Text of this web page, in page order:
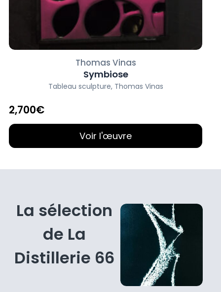
Ce qui distingue Thomas Vinas, c'est son
engagement envers la recyclerie d'anciens
matériaux nobles. Son imagination et sa créativité
lui permettent de voir le potentiel artistique dans
des objets ordinaires et de les métamorphoser en
Sa passion pour la création artistique, sa maîtrise
des matériaux et son sens de l'innovation en font
un artiste qui mérite d'être vu et revu.
En savoir plus sur l'artiste
Thomas Vinas
Symbiose
Tableau sculpture, Thomas Vinas
2,700€
Voir l'œuvre
La sélection
de La
Distillerie 66